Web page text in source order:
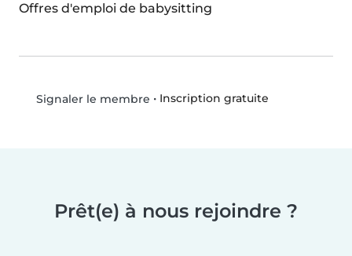
Offres d'emploi de babysitting
Signaler le membre • Inscription gratuite
Prêt(e) à nous rejoindre ?